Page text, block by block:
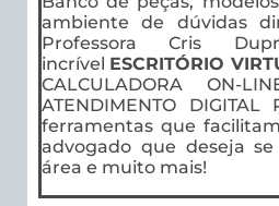
ambiente de dúvidas
Professora Cris
incrível ESCRITÓRIO
CALCULADORA ON-
ATENDIMENTO DIGITAL
ferramentas que
advogado que deseja se
área e muito mais!